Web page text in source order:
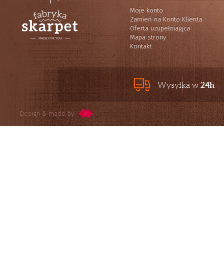
Moje konto
Zamień na Konto Klienta
Oferta uzupełniająca
Mapa strony
Kontakt
Wysyłka w 24h
Design & made by